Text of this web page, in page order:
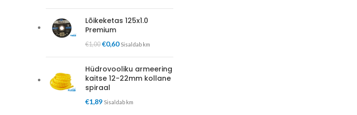
Lõikeketas 125x1.0
Premium
€1,00 €0,60 Sisaldab km
Hüdrovooliku armeering
kaitse 12-22mm kollane
spiraal
€1,89 Sisaldab km